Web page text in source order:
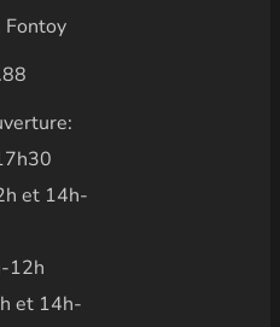
Fontoy
et 14h-
12h
et 14h-